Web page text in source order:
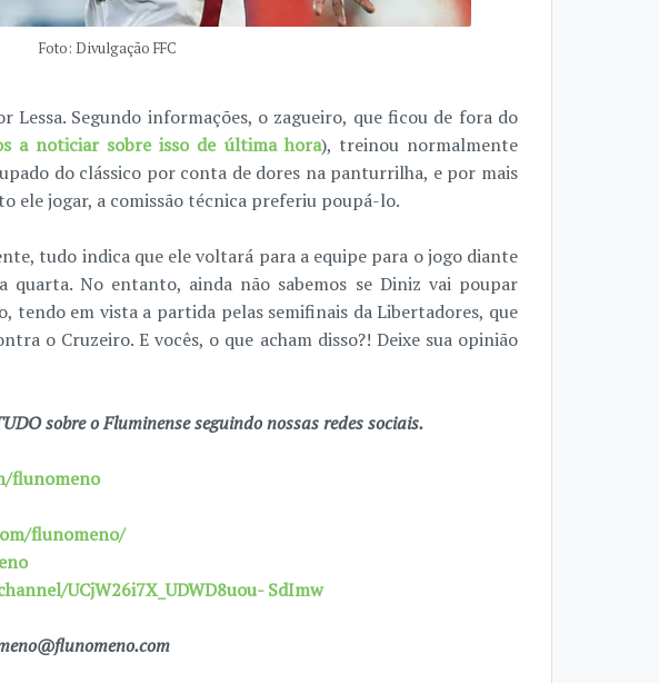
Foto: Divulgação FFC
Segundo informações, o zagueiro, que ficou de fora do
a noticiar sobre isso de última hora), treinou normalmente
do clássico por conta de dores na panturrilha, e por mais
ele jogar, a comissão técnica preferiu poupá-lo.
tudo indica que ele voltará para a equipe para o jogo diante
quarta. No entanto, ainda não sabemos se Diniz vai poupar
tendo em vista a partida pelas semifinais da Libertadores, que
o Cruzeiro. E vocês, o que acham disso?! Deixe sua opinião
sobre o Fluminense seguindo nossas redes sociais.
flunomeno
flunomeno/
UCjW26i7X_UDWD8uou- SdImw